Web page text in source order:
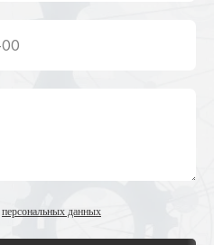
персональных данных